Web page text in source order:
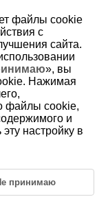
файлы cookie
с
сайта.
», вы
Нажимая
файлы cookie,
и
настройку в
принимаю